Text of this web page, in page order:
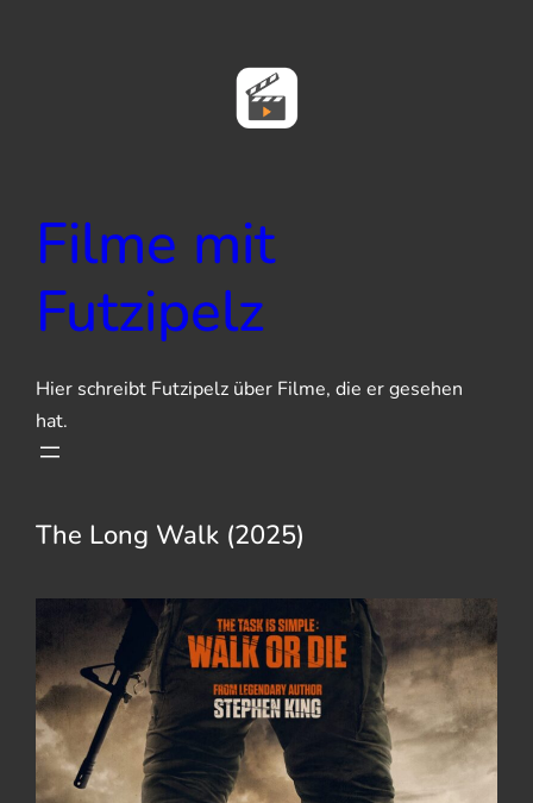
Filme mit
Futzipelz
Hier schreibt Futzipelz über Filme, die er gesehen
hat.
The Long Walk (2025)